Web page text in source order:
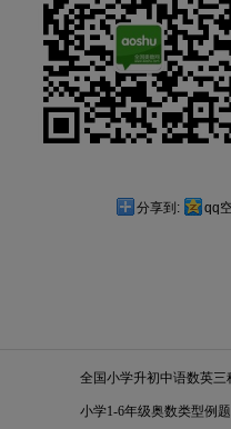
分享到: qq
全国小学升初中语数英三
小学1-6年级奥数类型例